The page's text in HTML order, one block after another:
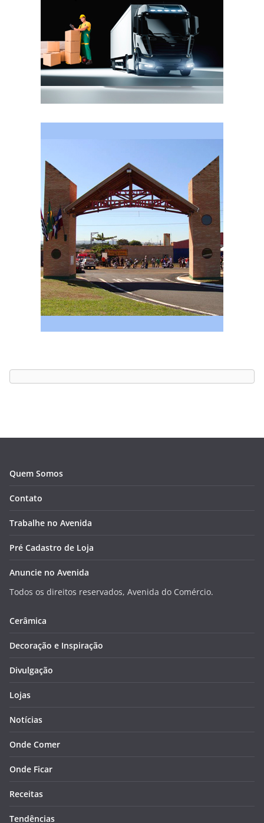
Quem Somos
Contato
Trabalhe no Avenida
Pré Cadastro de Loja
Anuncie no Avenida
Todos os direitos reservados, Avenida do Comércio.
Cerâmica
Decoração e Inspiração
Divulgação
Lojas
Notícias
Onde Comer
Onde Ficar
Receitas
Tendências